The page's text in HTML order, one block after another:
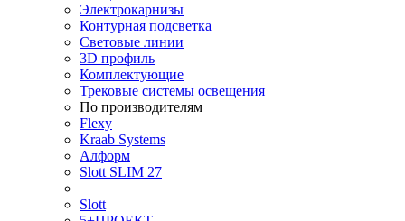
Электрокарнизы
Контурная подсветка
Световые линии
3D профиль
Комплектующие
Трековые системы освещения
По производителям
Flexy
Kraab Systems
Алформ
Slott SLIM 27
Slott